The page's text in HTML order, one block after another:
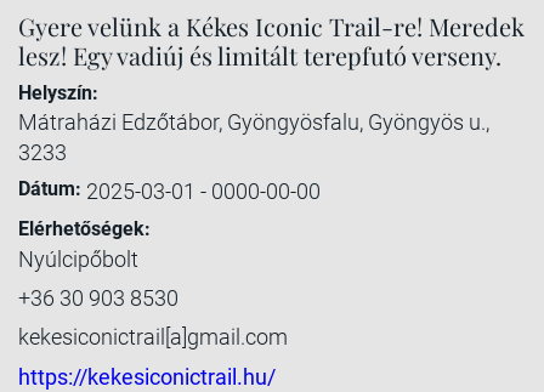
Gyere velünk a Kékes Iconic Trail-re! Meredek
lesz! Egy vadiúj és limitált terepfutó verseny.
Helyszín:
Mátraházi Edzőtábor, Gyöngyösfalu, Gyöngyös u.,
3233
Dátum: 2025-03-01 - 0000-00-00
Elérhetőségek:
Nyúlcipőbolt
+36 30 903 8530
kekesiconictrail[a]gmail.com
https://kekesiconictrail.hu/